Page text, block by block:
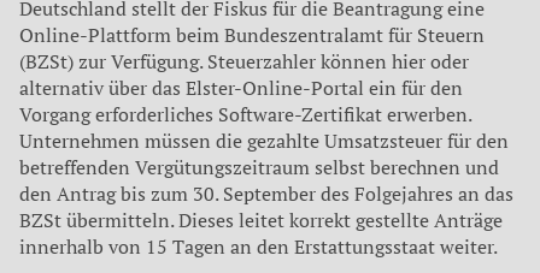
Deutschland stellt der Fiskus für die Beantragung eine
Online-Plattform beim Bundeszentralamt für Steuern
(BZSt) zur Verfügung. Steuerzahler können hier oder
alternativ über das Elster-Online-Portal ein für den
Vorgang erforderliches Software-Zertifikat erwerben.
Unternehmen müssen die gezahlte Umsatzsteuer für den
betreffenden Vergütungszeitraum selbst berechnen und
den Antrag bis zum 30. September des Folgejahres an das
BZSt übermitteln. Dieses leitet korrekt gestellte Anträge
innerhalb von 15 Tagen an den Erstattungsstaat weiter.